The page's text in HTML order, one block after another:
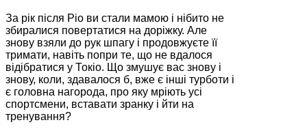
За рік після Ріо ви стали мамою і нібито не
збиралися повертатися на доріжку. Але
знову взяли до рук шпагу і продовжуєте її
тримати, навіть попри те, що не вдалося
відібратися у Токіо. Що змушує вас знову і
знову, коли, здавалося б, вже є інші турботи і
є головна нагорода, про яку мріють усі
спортсмени, вставати зранку і йти на
тренування?